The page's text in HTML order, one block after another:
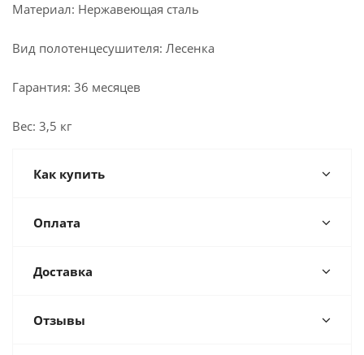
Материал: Нержавеющая сталь
Вид полотенцесушителя: Лесенка
Гарантия: 36 месяцев
Вес: 3,5 кг
Как купить
Оплата
Доставка
Отзывы